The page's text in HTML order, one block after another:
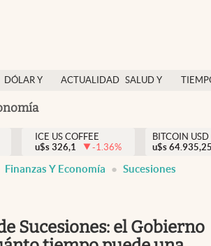
DÓLAR Y
ACTUALIDAD SALUD Y
México
USA
ICE US COFFEE
u$s 326,1 -1.36%
BITCOIN USD
u$s
Finanzas Y Economía Sucesiones
Sucesiones: el Gobierno